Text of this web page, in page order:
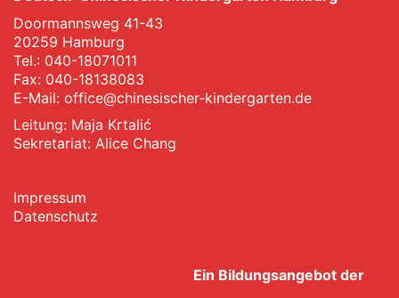
Doormannsweg 41-43
20259 Hamburg
Tel.: 040-18071011
Fax: 040-18138083
E-Mail: office@chinesischer-kindergarten.de
Leitung: Maja Krtalić
Sekretariat: Alice Chang
Impressum
Datenschutz
Ein Bildungsangebot der